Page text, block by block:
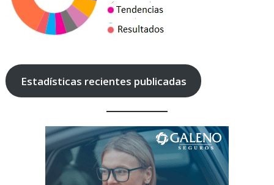
Estadísticas recientes publicadas